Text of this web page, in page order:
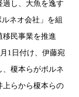
し、大魚を逸す
ネオ会社」を組
民事業を推進
1日付け、伊藤宛
榎本らがボルネ
上らから榎本らの